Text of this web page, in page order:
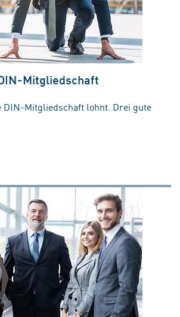
Mitgliedschaft
DIN-Mitgliedschaft lohnt. Drei gute